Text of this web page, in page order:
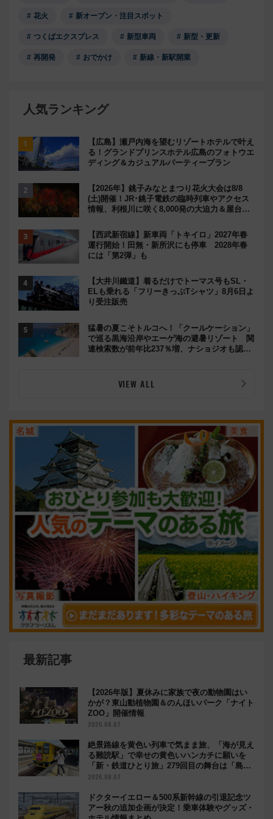
花火 新オープン・注目スポット
つくばエクスプレス 新型車両 新型・更新
再開発 おでかけ 新線・新駅開業
人気ランキング
【広島】瀬戸内海を望むリゾートホテルで叶え
る！グランドプリンスホテル広島のフォトウエ
ディング＆カジュアルパーティープラン
【2026年】銚子みなとまつり花火大会は8/8
(土)開催！JR･銚子電鉄の臨時列車やアクセス
情報、利根川に咲く8,000発の大迫力＆屋台を
【西武新宿線】新車両「トキイロ」2027年春
運行開始！田無・新所沢にも停車 2028年春
には「第2弾」も
【大井川鐵道】着るだけでトーマス号もSL・
ELも乗れる「フリーきっぷTシャツ」8月6日よ
り受注販売
猛暑の夏こそトルコへ！「クールケーション」
で巡る黒海沿岸やエーゲ海の避暑リゾート 関
連検索数が前年比237％増、ナショジオも認め
VIEW ALL
最新記事
【2026年版】夏休みに家族で夜の動物園はい
かが？東山動植物園＆のんほいパーク「ナイト
ZOO」開催情報
2026.08.07
絶景路線を黄色い列車で気まま旅、「海が見え
る難読駅」で幸せの黄色いハンカチに願いを
「新・鉄道ひとり旅」279回目の舞台は「島原
鉄道」
2026.08.07
ドクターイエロー＆500系新幹線の引退記念ツ
アー秋の追加企画が決定！乗車体験やグッズ・